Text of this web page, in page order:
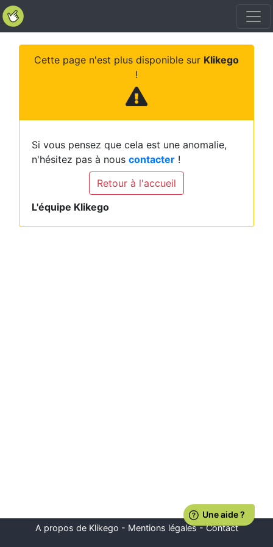
Cette page n'est plus disponible sur Klikego
!
Si vous pensez que cela est une anomalie,
n'hésitez pas à nous contacter !
Retour à l'accueil
L'équipe Klikego
A propos de Klikego - Mentions légales-Contact